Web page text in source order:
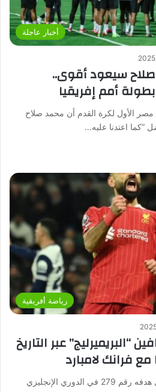
أخبار عاجلة
سيعود أقوى..
أمم إفريقيا
الأول لكرة القدم أن محمد صلاح
“كما اعتدنا عليه…
رياضة أفريقية
“البريميرليج” عبر التاريخ
عادل محمد صلاح جناح ليفربول هدفه رقم 279 في الدوري الإنجليزي